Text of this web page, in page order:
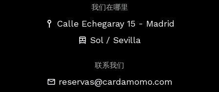
我们在哪里
Calle Echegaray 15 - Madrid
Sol / Sevilla
联系我们
reservas@cardamomo.com